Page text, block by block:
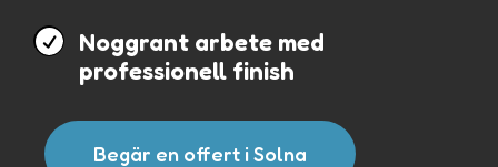
 Noggrant arbete med
professionell finish
Begär en offert i Solna